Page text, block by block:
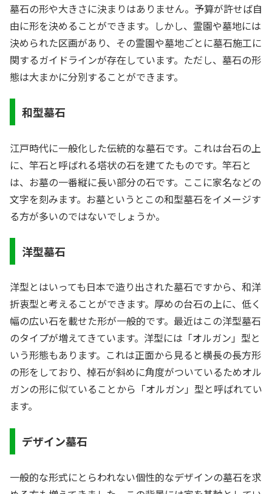
墓石の形や大きさに決まりはありません。予算が許せば自
由に形を決めることができます。しかし、霊園や墓地には
決められた区画があり、その霊園や墓地ごとに墓石施工に
関するガイドラインが存在しています。ただし、墓石の形
態は大まかに分別することができます。
和型墓石
江戸時代に一般化した伝統的な墓石です。これは台石の上
に、竿石と呼ばれる塔状の石を建てたものです。竿石と
は、お墓の一番縦に長い部分の石です。ここに家名などの
文字を刻みます。お墓というとこの和型墓石をイメージす
る方が多いのではないでしょうか。
洋型墓石
洋型とはいっても日本で造り出された墓石ですから、和洋
折衷型と考えることができます。厚めの台石の上に、低く
幅の広い石を載せた形が一般的です。最近はこの洋型墓石
のタイプが増えてきています。洋型には「オルガン」型と
いう形態もあります。これは正面から見ると横長の長方形
の形をしており、棹石が斜めに角度がついているためオル
ガンの形に似ていることから「オルガン」型と呼ばれてい
ます。
デザイン墓石
一般的な形式にとらわれない個性的なデザインの墓石を求